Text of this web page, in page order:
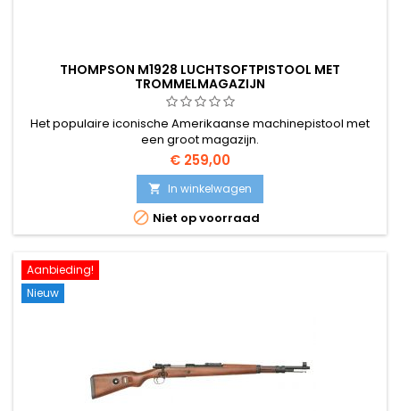
THOMPSON M1928 LUCHTSOFTPISTOOL MET
TROMMELMAGAZIJN
Het populaire iconische Amerikaanse machinepistool met
een groot magazijn.
€ 259,00
 In winkelwagen
 Niet op voorraad
Aanbieding!
Nieuw